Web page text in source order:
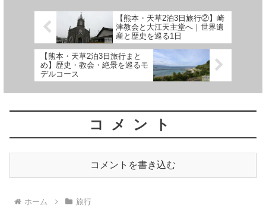
【熊本・天草2泊3日旅行②】崎
津教会と大江天主堂へ｜世界遺
産と歴史を巡る1日
【熊本・天草2泊3日旅行まと
め】歴史・教会・絶景を巡るモ
デルコース
コメント
コメントを書き込む
ホーム 旅行